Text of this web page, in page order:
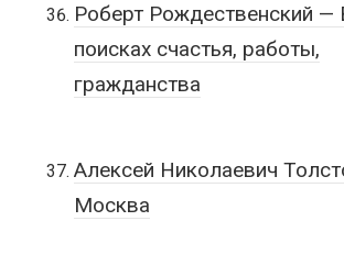
Роберт Рождественский —
поисках счастья, работы,
гражданства
Алексей Николаевич
Москва